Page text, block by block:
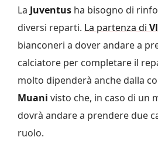
La Juventus ha bisogno di
diversi reparti. La partenza di
bianconeri a dover andare a
calciatore per completare il
molto dipenderà anche dalla
Muani visto che, in caso di un
dovrà andare a prendere due
ruolo.